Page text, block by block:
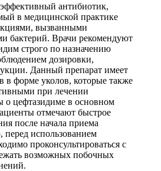
антибиотик,
в медицинской практике
вызванными
бактерий. Врачи рекомендуют
строго по назначению
дозировки,
Данный препарат имеет
в форме уколов, которые также
при лечении
цефтазидиме в основном
отмечают быстрое
после начала приема
перед использованием
проконсультироваться с
возможных побочных